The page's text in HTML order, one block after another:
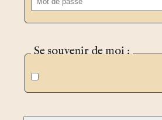
Se souvenir de moi :